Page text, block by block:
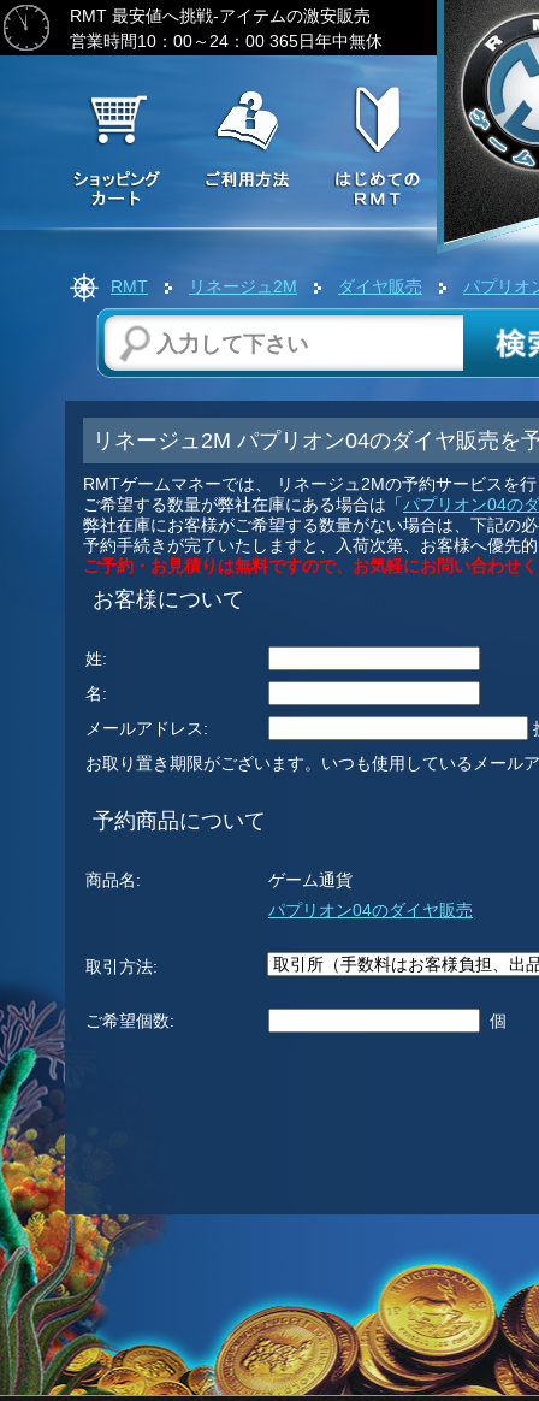
RMT 最安値へ挑戦-アイテムの激安販売
営業時間10：00～24：00 365日年中無休
RMT リネージュ2M ダイヤ販売 パプリオ
リネージュ2M パプリオン04のダイヤ販売を
RMTゲームマネーでは、 リネージュ2Mの予約サービスを
ご希望する数量が弊社在庫にある場合は「パプリオン04の
弊社在庫にお客様がご希望する数量がない場合は、下記の
予約手続きが完了いたしますと、入荷次第、お客様へ優先
ご予約・お見積りは無料ですので、お気軽にお問い合わせ
お客様について
姓:
名:
メールアドレス:
お取り置き期限がございます。いつも使用しているメール
予約商品について
商品名:
ゲーム通貨
パプリオン04のダイヤ販売
取引方法:
ご希望個数: 個